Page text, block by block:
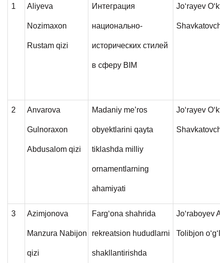
1 Aliyeva
Nozimaxon
Rustam qizi
Интеграция
национально-
исторических стилей
в сферу BIM
Jo‘rayev
2 Anvarova
Gulnoraxon
Abdusalom qizi
Madaniy me’ros
obyektlarini qayta
tiklashda milliy
ornamentlarning
ahamiyati
Jo‘rayev
3 Azimjonova
Manzura Nabijon
qizi
Farg‘ona shahrida
rekreatsion hududlarni
shakllantirishda
Jo‘raboyev
Tolibjon